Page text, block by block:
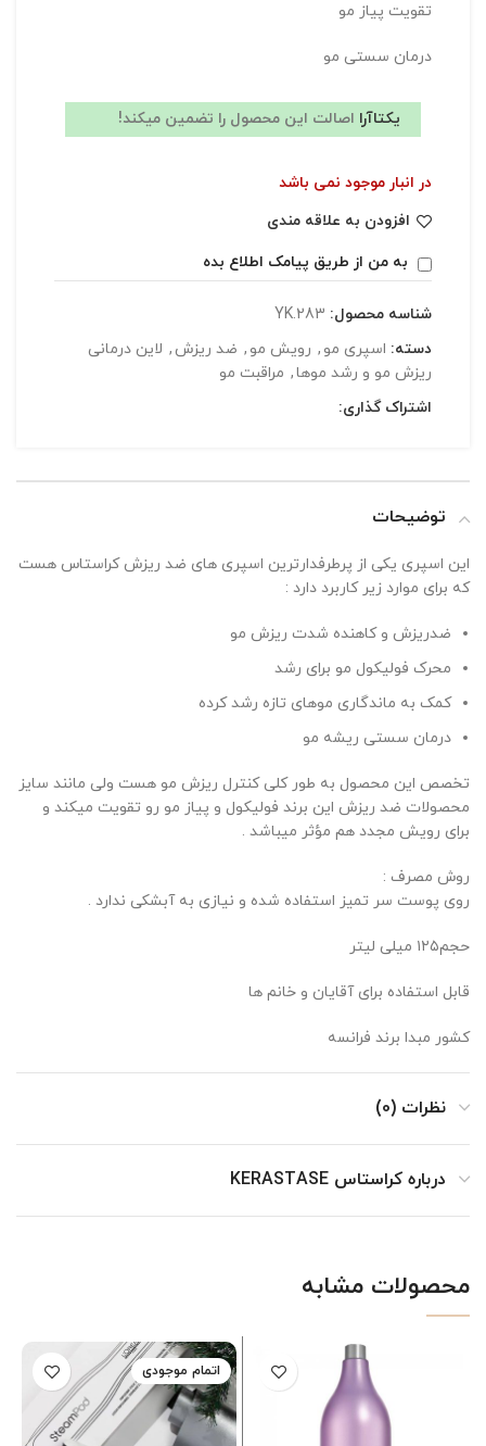
تقویت پیاز مو
درمان سستی مو
یکتاآرا اصالت این محصول را تضمین میکند!
در انبار موجود نمی باشد
افزودن به علاقه مندی
به من از طریق پیامک اطلاع بده
شناسه محصول: YK.283
دسته: اسپری مو , رویش مو , ضد ریزش , لاین درمانی
ریزش مو و رشد موها, مراقبت مو
اشتراک گذاری:
توضیحات
این اسپری یکی از پرطرفدارترین اسپری های ضد ریزش کراستاس هست
که برای موارد زیر کاربرد دارد :
ضدریزش و کاهنده شدت ریزش مو
محرک فولیکول مو برای رشد
کمک به ماندگاری موهای تازه رشد کرده
درمان سستی ریشه مو
تخصص این محصول به طور کلی کنترل ریزش مو هست ولی مانند سایز
محصولات ضد ریزش این برند فولیکول و پیاز مو رو تقویت میکند و
برای رویش مجدد هم مؤثر میباشد .
روش مصرف :
روی پوست سر تمیز استفاده شده و نیازی به آبشکی ندارد .
حجم۱۲۵ میلی لیتر
قابل استفاده برای آقایان و خانم ها
کشور مبدا برند فرانسه
نظرات (0)
درباره کراستاس KERASTASE
محصولات مشابه
اتمام موجودی